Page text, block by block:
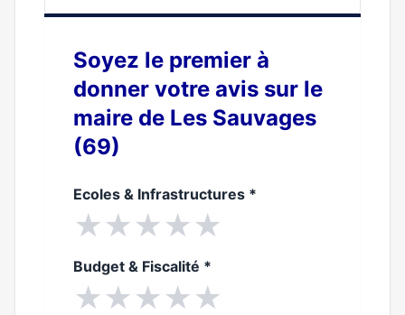
Soyez le premier à
donner votre avis sur le
maire de Les Sauvages
(69)
Ecoles & Infrastructures *
★★★★★
Budget & Fiscalité *
★★★★★